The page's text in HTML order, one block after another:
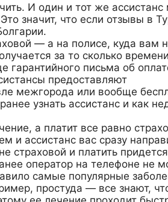
И один и тот же
значит, что если отзывы в
— а на полисе, куда вам
за то сколько времени
гарантийного письма об
предоставляют
межгорода или вообще
узнать ассистанс и как
а платит все равно
и ассистанс вас сразу
страховой и платить
оператор на телефоне не
самые популярные
простуда — все знают,